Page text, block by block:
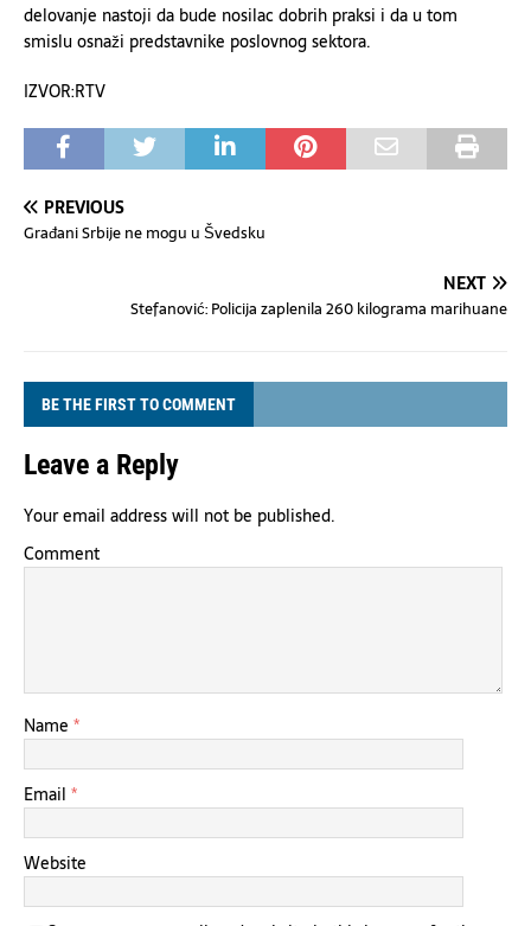
delovanje nastoji da bude nosilac dobrih praksi i da u tom
smislu osnaži predstavnike poslovnog sektora.
IZVOR:RTV
PREVIOUS
Građani Srbije ne mogu u Švedsku
NEXT
Stefanović: Policija zaplenila 260 kilograma marihuane
BE THE FIRST TO COMMENT
Leave a Reply
Your email address will not be published.
Comment
Name *
Email *
Website